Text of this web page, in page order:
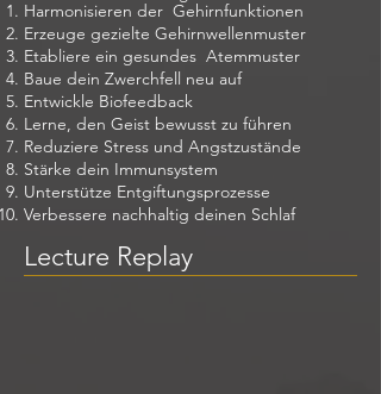
Harmonisieren der Gehirnfunktionen
Erzeuge gezielte Gehirnwellenmuster
Etabliere ein gesundes Atemmuster
Baue dein Zwerchfell neu auf
Entwickle Biofeedback
Lerne, den Geist bewusst zu führen
Reduziere Stress und Angstzustände
Stärke dein Immunsystem
Unterstütze Entgiftungsprozesse
Verbessere nachhaltig deinen Schlaf
Lecture Replay